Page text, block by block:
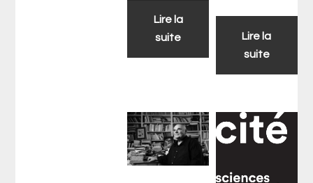
Lire la
suite
Lire la
suite